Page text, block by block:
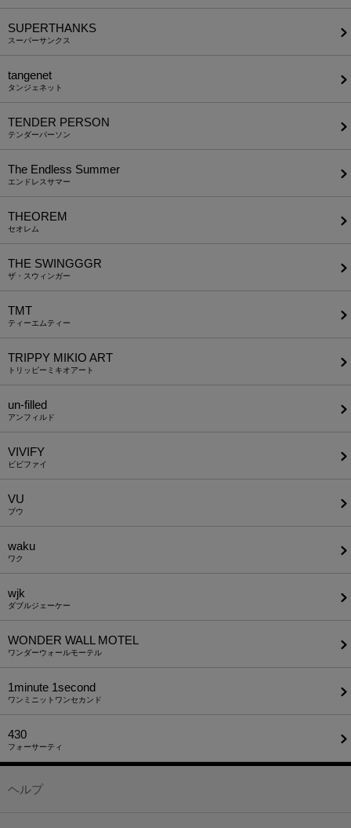
SUPERTHANKS
スーパーサンクス
tangenet
タンジェネット
TENDER PERSON
テンダーパーソン
The Endless Summer
エンドレスサマー
THEOREM
セオレム
THE SWINGGGR
ザ・スウィンガー
TMT
ティーエムティー
TRIPPY MIKIO ART
トリッピーミキオアート
un-filled
アンフィルド
VIVIFY
ビビファイ
VU
ブウ
waku
ワク
wjk
ダブルジェーケー
WONDER WALL MOTEL
ワンダーウォールモーテル
1minute​ 1second
ワンミニットワンセカンド
430
フォーサーティ
ヘルプ